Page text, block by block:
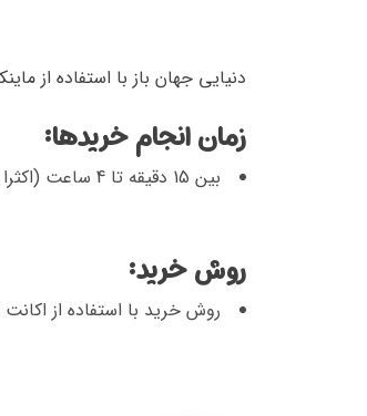
دنیایی جهان باز با استفاده از
زمان انجام خریدها:
بین 15 دقیقه تا 4 ساعت (اکثرا زیر یک ساعت تحویل داده می‌شود)
روش خرید:
روش خرید با استفاده از